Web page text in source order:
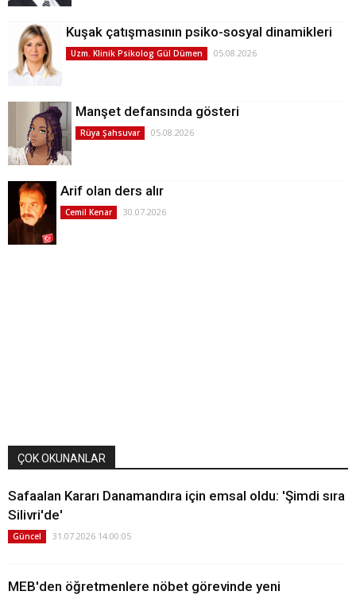
Kuşak çatışmasının psiko-sosyal dinamikleri
Uzm. Klinik Psikolog Gül Dümen 05.08.2026
Manşet defansında gösteri
Rüya Şahsuvar 05.08.2026
Arif olan ders alır
Cemil Kenar 30.07.2026
ÇOK OKUNANLAR
Safaalan Kararı Danamandıra için emsal oldu: 'Şimdi sıra
Silivri'de'
Güncel 31.07.2026 14:00:05
MEB'den öğretmenlere nöbet görevinde yeni